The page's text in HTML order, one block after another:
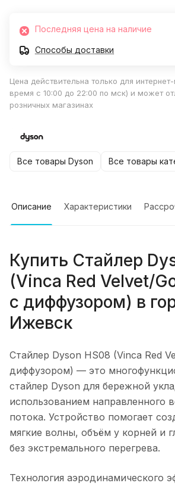
Последняя цена на наличие
Способы доставки
Цена действительна только для
время с 10:00 до 22:00 по мск) и может
розничных магазинах
Все товары Dyson Все товары
Описание Характеристики
Купить Стайлер
(Vinca Red Velvet/
с диффузором) в
Ижевск
Стайлер Dyson HS08 (Vinca Red
диффузором) — это
стайлер Dyson для бережной
использованием направленного
потока. Устройство помогает
мягкие волны, объём у корней и
без экстремального перегрева.
Технология аэродинамического